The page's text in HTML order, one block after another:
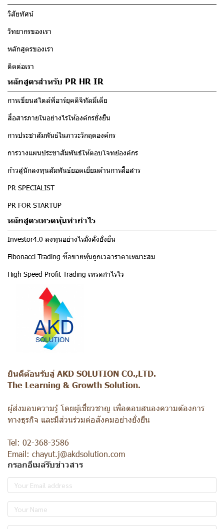
วิสัยทัศน์
วิทยากรของเรา
หลักสูตรของเรา
ติดต่อเรา
หลักสูตรสำหรับ PR HR IR
การเขียนสไตล์พีอาร์ยุคดิจิทัลมีเดีย
สื่อสารภายในอย่างไรให้องค์กรยั่งยืน
การประชาสัมพันธ์ในภาวะวิกฤตองค์กร
การวางแผนประชาสัมพันธ์ให้ตอบโจทย์องค์กร
ก้าวสู่นักลงทุนสัมพันธ์ยอดเยี่ยมด้านการสื่อสาร
PR SPECIALIST
PR FOR STARTUP
หลักสูตรเทรดหุ้นทำกำไร
Investor4.0 ลงทุนอย่างไรมั่งคั่งยั่งยืน
Fibonacci Trading ซื้อขายหุ้นถูกเวลาราคาเหมาะสม
High Speed Profit Trading เทรดกำไรไว
ยินดีต้อนรับสู่ AKD SOLUTION CO.,LTD.
The Learning & Growth Solution.
ผู้ส่งมอบความรู้ โดยผู้เชี่ยวชาญ เพื่อตอบสนองความต้องการ
ทางธุรกิจ และมีส่วนร่วมต่อสังคมอย่างยั่งยืน
Tel: 02-368-3586
Email: chayut.j@akdsolution.com
กรอกอีเมล์รับข่าวสาร